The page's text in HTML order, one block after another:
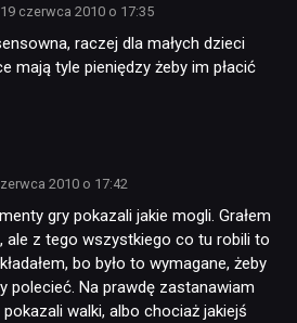
19 czerwca 2010 o 17:35
raczej dla małych dzieci
mają tyle pieniędzy żeby im płacić
2010 o 17:42
gry pokazali jakie mogli. Grałem
ale z tego wszystkiego co tu robili to
bo było to wymagane, żeby
polecieć. Na prawdę zastanawiam
walki, albo chociaż jakiejś